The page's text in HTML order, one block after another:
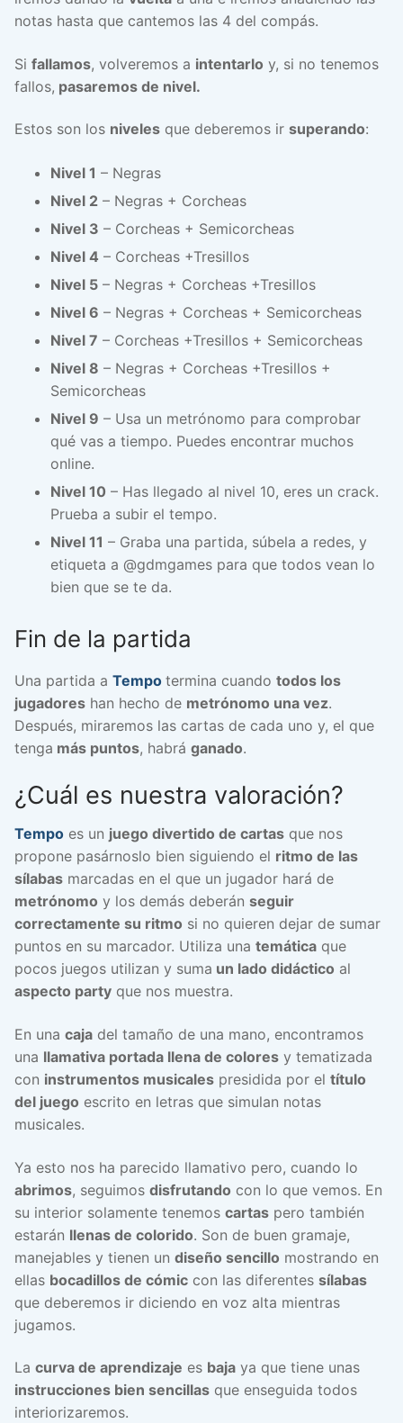
notas hasta que cantemos las 4 del compás.
Si fallamos, volveremos a intentarlo y, si no tenemos
fallos, pasaremos de nivel.
Estos son los niveles que deberemos ir superando:
Nivel 1 – Negras
Nivel 2 – Negras + Corcheas
Nivel 3 – Corcheas + Semicorcheas
Nivel 4 – Corcheas +Tresillos
Nivel 5 – Negras + Corcheas +Tresillos
Nivel 6 – Negras + Corcheas + Semicorcheas
Nivel 7 – Corcheas +Tresillos + Semicorcheas
Nivel 8 – Negras + Corcheas +Tresillos +
Semicorcheas
Nivel 9 – Usa un metrónomo para comprobar
qué vas a tiempo. Puedes encontrar muchos
online.
Nivel 10 – Has llegado al nivel 10, eres un crack.
Prueba a subir el tempo.
Nivel 11 – Graba una partida, súbela a redes, y
etiqueta a @gdmgames para que todos vean lo
bien que se te da.
Fin de la partida
Una partida a Tempo termina cuando todos los
jugadores han hecho de metrónomo una vez.
Después, miraremos las cartas de cada uno y, el que
tenga más puntos, habrá ganado.
¿Cuál es nuestra valoración?
Tempo es un juego divertido de cartas que nos
propone pasárnoslo bien siguiendo el ritmo de las
sílabas marcadas en el que un jugador hará de
metrónomo y los demás deberán seguir
correctamente su ritmo si no quieren dejar de sumar
puntos en su marcador. Utiliza una temática que
pocos juegos utilizan y suma un lado didáctico al
aspecto party que nos muestra.
En una caja del tamaño de una mano, encontramos
una llamativa portada llena de colores y tematizada
con instrumentos musicales presidida por el título
del juego escrito en letras que simulan notas
musicales.
Ya esto nos ha parecido llamativo pero, cuando lo
abrimos, seguimos disfrutando con lo que vemos. En
su interior solamente tenemos cartas pero también
estarán llenas de colorido. Son de buen gramaje,
manejables y tienen un diseño sencillo mostrando en
ellas bocadillos de cómic con las diferentes sílabas
que deberemos ir diciendo en voz alta mientras
jugamos.
La curva de aprendizaje es baja ya que tiene unas
instrucciones bien sencillas que enseguida todos
interiorizaremos.